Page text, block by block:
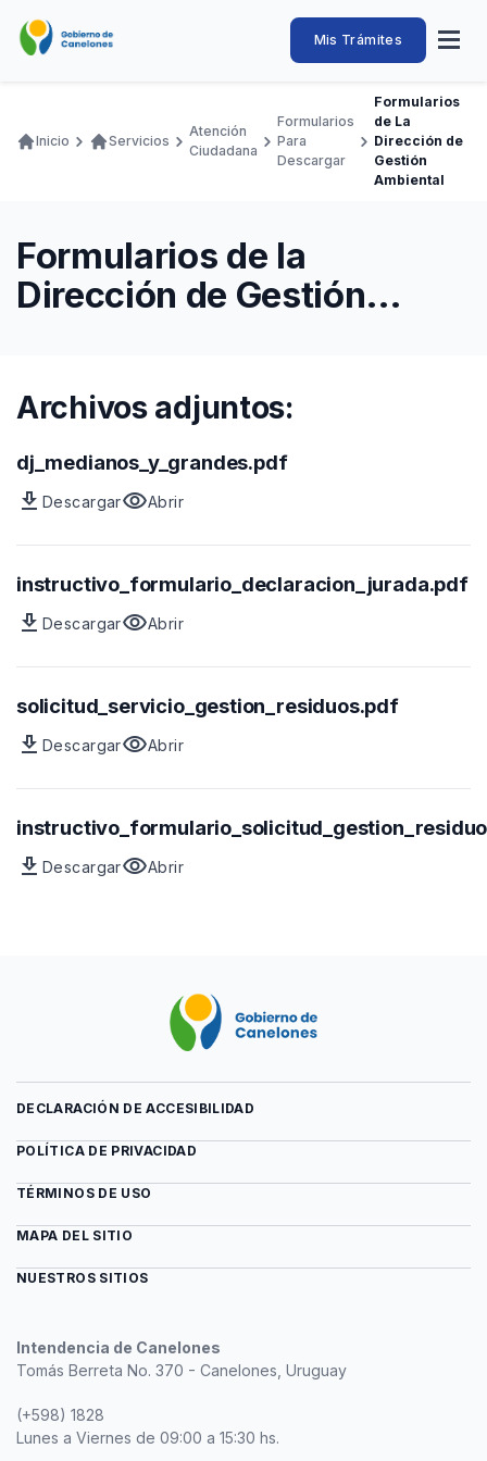
contenido
Intendencia
Canelones
Abrir
Navegación
Conozca
Servicios
Desarrollo
Hacemos
De Visita
Disfrutamos
Mis Trámites
Transparencia
Canelones Te Escucha
Teléfonos
Ruta
Inicio Servicios
Atención
Ciudadana
Formularios
Para
Descargar
Formularios
de La
Dirección de
Gestión
Ambiental
Formularios de la
Dirección de Gestión
Archivos adjuntos:
dj_medianos_y_grandes.pdf
download
Archivo
Descargarvisibility
vista
archivo
Abrir
instructivo_formulario_declaracion_jurada.pdf
download
Archivo
Descargarvisibility
vista
archivo
Abrir
solicitud_servicio_gestion_residuos.pdf
download
Archivo
Descargarvisibility
vista
archivo
Abrir
download
Archivo
Descargarvisibility
vista
Abrir
Intendencia de Canelones
Tomás Berreta No. 370 - Canelones, Uruguay
(+598) 1828
Lunes a Viernes de 09:00 a 15:30 hs.
DECLARACIÓN DE ACCESIBILIDAD
POLÍTICA DE PRIVACIDAD
TÉRMINOS DE USO
MAPA DEL SITIO
NUESTROS SITIOS